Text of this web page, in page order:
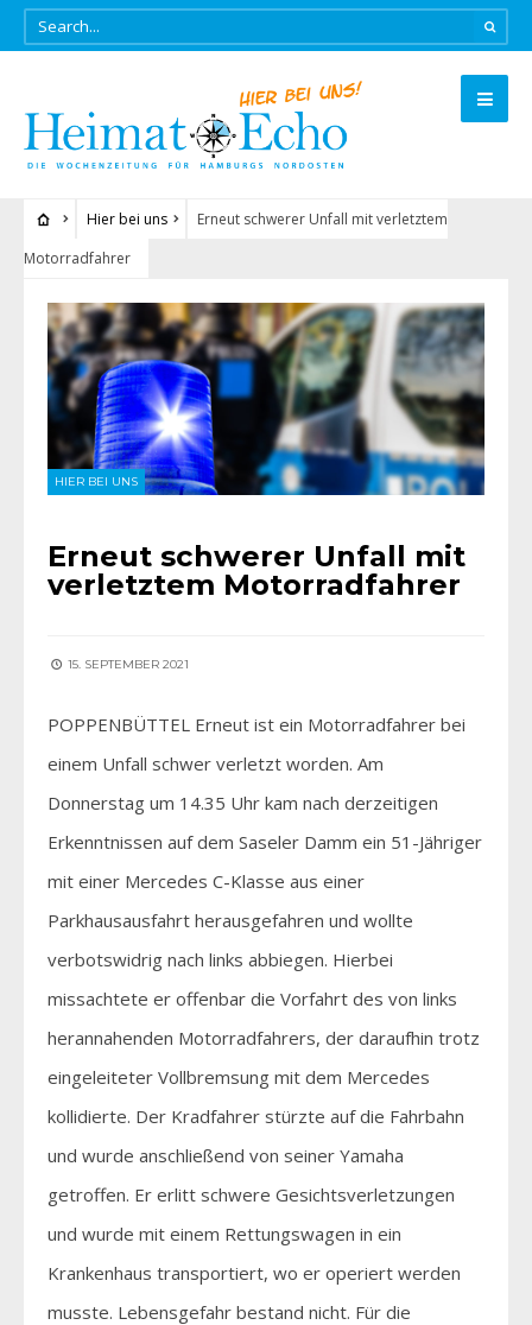
Hier bei uns
Erneut schwerer Unfall mit verletztem
Motorradfahrer
HIER BEI UNS
Erneut schwerer Unfall mit
verletztem Motorradfahrer
15. SEPTEMBER 2021
POPPENBÜTTEL Erneut ist ein Motorradfahrer bei
einem Unfall schwer verletzt worden. Am
Donnerstag um 14.35 Uhr kam nach derzeitigen
Erkenntnissen auf dem Saseler Damm ein 51-Jähriger
mit einer Mercedes C-Klasse aus einer
Parkhausausfahrt herausgefahren und wollte
verbotswidrig nach links abbiegen. Hierbei
missachtete er offenbar die Vorfahrt des von links
herannahenden Motorradfahrers, der daraufhin trotz
eingeleiteter Vollbremsung mit dem Mercedes
kollidierte. Der Kradfahrer stürzte auf die Fahrbahn
und wurde anschließend von seiner Yamaha
getroffen. Er erlitt schwere Gesichtsverletzungen
und wurde mit einem Rettungswagen in ein
Krankenhaus transportiert, wo er operiert werden
musste. Lebensgefahr bestand nicht. Für die